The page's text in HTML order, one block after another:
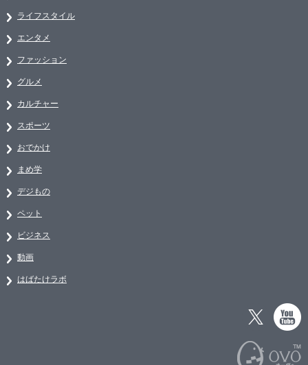
ライフスタイル
エンタメ
ファッション
グルメ
カルチャー
スポーツ
おでかけ
まめ学
デジもの
ペット
ビジネス
動画
はばたけラボ